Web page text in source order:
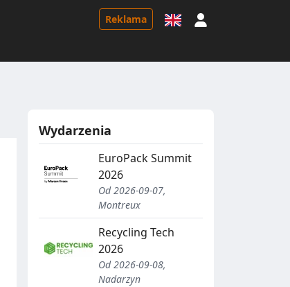
Reklama
Wydarzenia
EuroPack Summit
2026
Od 2026-09-07,
Montreux
Recycling Tech
2026
Od 2026-09-08,
Nadarzyn